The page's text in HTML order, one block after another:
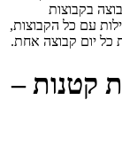
קטנות –